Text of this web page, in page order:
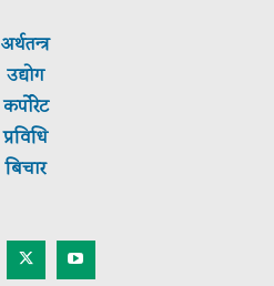
अर्थतन्त्र
उद्योग
कर्पाेरेट
प्रविधि
बिचार